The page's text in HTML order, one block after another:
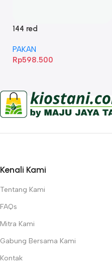
144 red
PAKAN
Rp598.500
Kenali Kami
Tentang Kami
FAQs
Mitra Kami
Gabung Bersama Kami
Kontak